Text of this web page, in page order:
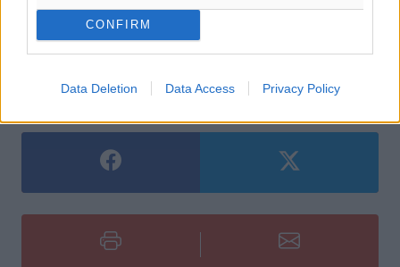
CONFIRM
Data Deletion Data Access Privacy Policy
Add Dimokratiki.gr on Google ↗
Ακολουθήστε μας στο Google News ★ ↗
Στο Google News πατήστε ★ Ακολουθήστε